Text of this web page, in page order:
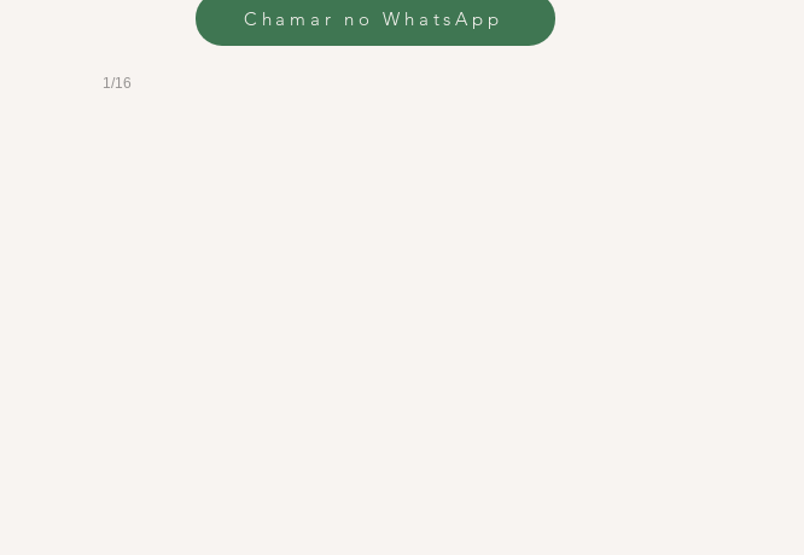
1/16
Chamar no WhatsApp